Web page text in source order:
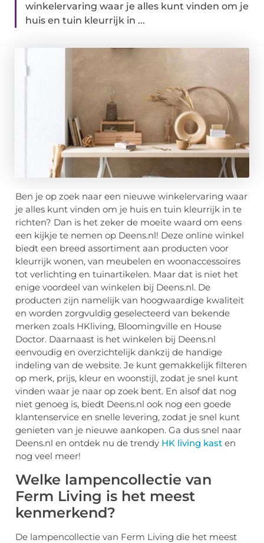
winkelervaring waar je alles kunt vinden om je
huis en tuin kleurrijk in ...
Ben je op zoek naar een nieuwe winkelervaring waar
je alles kunt vinden om je huis en tuin kleurrijk in te
richten? Dan is het zeker de moeite waard om eens
een kijkje te nemen op Deens.nl! Deze online winkel
biedt een breed assortiment aan producten voor
kleurrijk wonen, van meubelen en woonaccessoires
tot verlichting en tuinartikelen. Maar dat is niet het
enige voordeel van winkelen bij Deens.nl. De
producten zijn namelijk van hoogwaardige kwaliteit
en worden zorgvuldig geselecteerd van bekende
merken zoals HKliving, Bloomingville en House
Doctor. Daarnaast is het winkelen bij Deens.nl
eenvoudig en overzichtelijk dankzij de handige
indeling van de website. Je kunt gemakkelijk filteren
op merk, prijs, kleur en woonstijl, zodat je snel kunt
vinden waar je naar op zoek bent. En alsof dat nog
niet genoeg is, biedt Deens.nl ook nog een goede
klantenservice en snelle levering, zodat je snel kunt
genieten van je nieuwe aankopen. Ga dus snel naar
Deens.nl en ontdek nu de trendy HK living kast en
nog veel meer!
Welke lampencollectie van
Ferm Living is het meest
kenmerkend?
De lampencollectie van Ferm Living die het meest